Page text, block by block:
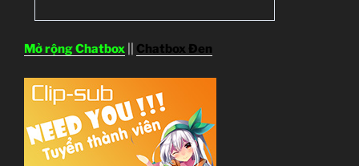
Mở rộng Chatbox Chatbox Đen